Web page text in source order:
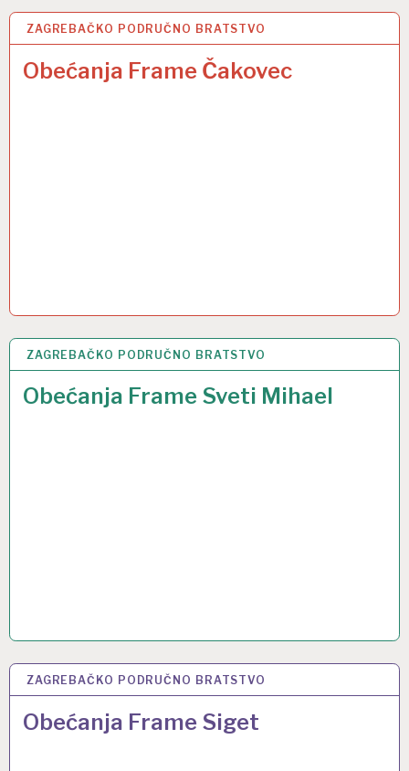
ZAGREBAČKO PODRUČNO BRATSTVO
Obećanja Frame Čakovec
31 PRO 2024
ZAGREBAČKO PODRUČNO BRATSTVO
Obećanja Frame Sveti Mihael
18 PRO 2024
ZAGREBAČKO PODRUČNO BRATSTVO
Obećanja Frame Siget
5 STU 2024